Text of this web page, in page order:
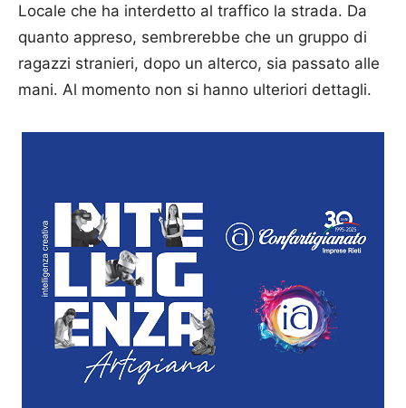
Locale che ha interdetto al traffico la strada. Da
quanto appreso, sembrerebbe che un gruppo di
ragazzi stranieri, dopo un alterco, sia passato alle
mani. Al momento non si hanno ulteriori dettagli.